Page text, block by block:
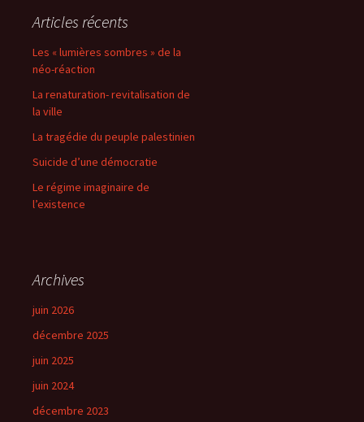
Articles récents
Les « lumières sombres » de la
néo-réaction
La renaturation- revitalisation de
la ville
La tragédie du peuple palestinien
Suicide d’une démocratie
Le régime imaginaire de
l’existence
Archives
juin 2026
décembre 2025
juin 2025
juin 2024
décembre 2023